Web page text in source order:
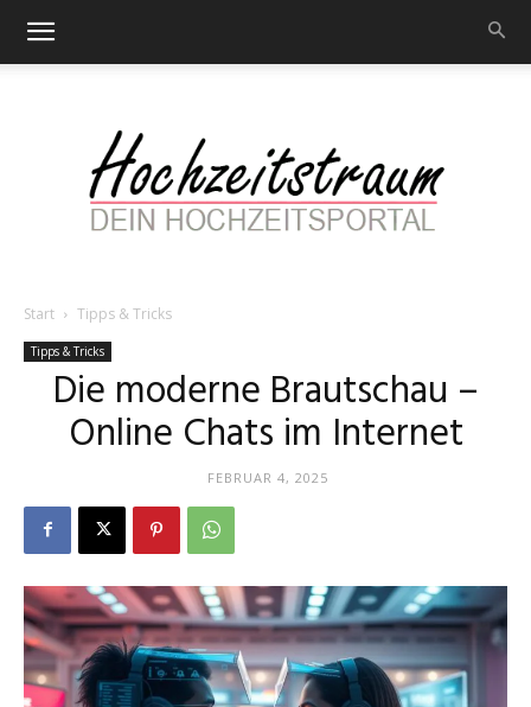
–
Portal
Start Tipps & Tricks
Tipps & Tricks
Die moderne Brautschau –
Online Chats im Internet
FEBRUAR 4, 2025